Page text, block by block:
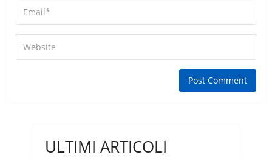
ULTIMI ARTICOLI